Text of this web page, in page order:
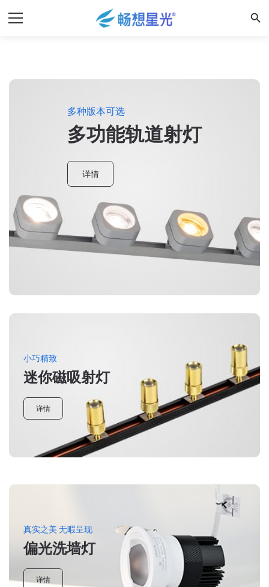
search
多种版本可选
多功能轨道射灯
详情
小巧精致
迷你磁吸射灯
详情
真实之美 无暇呈现
偏光洗墙灯
详情